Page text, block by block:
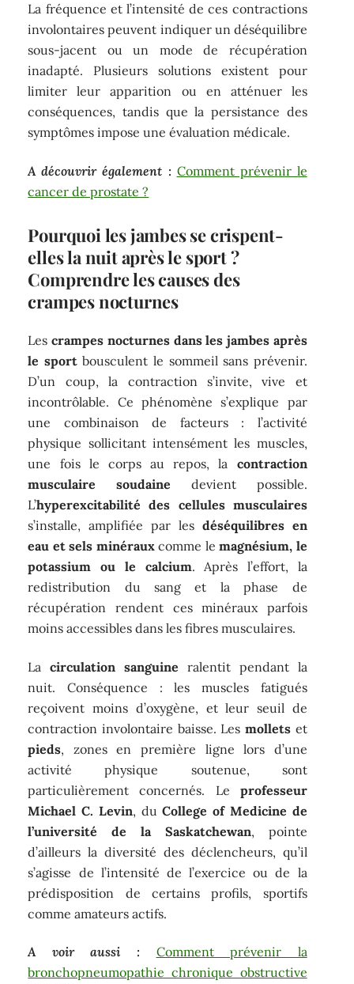
La fréquence et l’intensité de ces contractions
involontaires peuvent indiquer un déséquilibre
sous-jacent ou un mode de récupération
inadapté. Plusieurs solutions existent pour
limiter leur apparition ou en atténuer les
conséquences, tandis que la persistance des
symptômes impose une évaluation médicale.
A découvrir également : Comment prévenir le
cancer de prostate ?
Pourquoi les jambes se crispent-
elles la nuit après le sport ?
Comprendre les causes des
crampes nocturnes
Lescrampes nocturnes dans les jambes après
le sportbousculent le sommeil sans prévenir.
D’un coup, la contraction s’invite, vive et
incontrôlable. Ce phénomène s’explique par
une combinaison de facteurs : l’activité
physique sollicitant intensément les muscles,
une fois le corps au repos, la contraction
musculaire soudaine devient possible.
L’hyperexcitabilité des cellules musculaires
s’installe, amplifiée par les déséquilibres en
eau et sels minérauxcomme lemagnésium, le
potassium ou le calcium. Après l’effort, la
redistribution du sang et la phase de
récupération rendent ces minéraux parfois
moins accessibles dans les fibres musculaires.
Lacirculation sanguine ralentit pendant la
nuit. Conséquence : les muscles fatigués
reçoivent moins d’oxygène, et leur seuil de
contraction involontaire baisse. Les molletset
pieds, zones en première ligne lors d’une
activité physique soutenue, sont
particulièrement concernés. Le professeur
Michael C. Levin, duCollege of Medicine de
l’université de la Saskatchewan, pointe
d’ailleurs la diversité des déclencheurs, qu’il
s’agisse de l’intensité de l’exercice ou de la
prédisposition de certains profils, sportifs
comme amateurs actifs.
A voir aussi :
Comment prévenir la
bronchopneumopathie chronique obstructive